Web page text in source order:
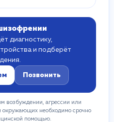
диагностику,
и подберёт
Позвонить
возбуждении, агрессии или
окружающих необходимо срочно
помощью.